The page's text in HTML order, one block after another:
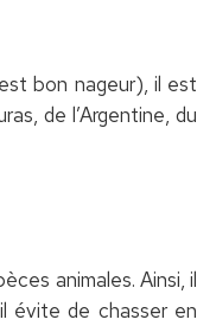
bon nageur), il est
de l’Argentine, du
animales. Ainsi, il
évite de chasser en